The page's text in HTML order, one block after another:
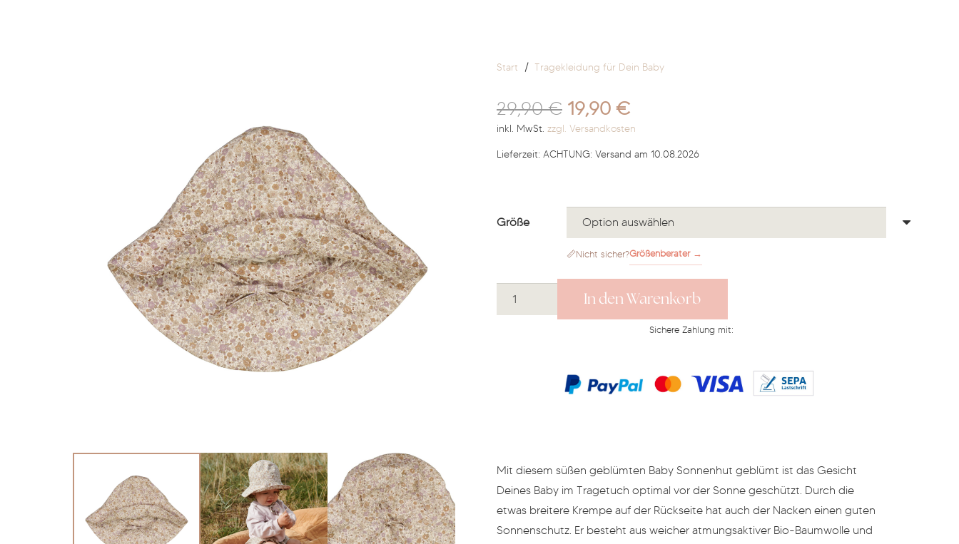
Start / Tragekleidung für Dein Baby
29,90€ Ursprünglicher
Preis
war:
19,90 €Aktueller
Preis
ist:
inkl. MwSt. zzgl. Versandkosten
Lieferzeit: ACHTUNG: Versand am 10.08.2026
Größe
📏Nicht sicher?Größenberater →
Baby
Sonnenhut
In den Warenkorb
Sichere Zahlung mit:
Mit diesem süßen geblümten Baby Sonnenhut geblümt ist das Gesicht
Deines Baby im Tragetuch optimal vor der Sonne geschützt. Durch die
etwas breitere Krempe auf der Rückseite hat auch der Nacken einen guten
Sonnenschutz. Er besteht aus weicher atmungsaktiver Bio-Baumwolle und